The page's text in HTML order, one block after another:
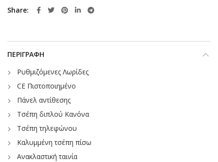
Share
ΠΕΡΙΓΡΑΦΉ
Ρυθμιζόμενες Λωρίδες
CE Πιστοποιημένο
Πάνελ αντίθεσης
Τσέπη διπλού Κανόνα
Τσέπη τηλεφώνου
Καλυμμένη τσέπη πίσω
Ανακλαστική ταινία